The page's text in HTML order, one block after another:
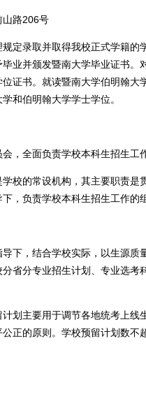
路206号
录取并取得我校正式学籍的
业并颁发暨南大学毕业证书。
证书。就读暨南大学伯明翰大
和伯明翰大学学士学位。
全面负责学校本科生招生工作
的常设机构，其主要职责是
，负责学校本科生招生工作的
，结合学校实际，以生源质
省分专业招生计划、专业选考
主要用于调节各地统考上线
正的原则。学校预留计划数不